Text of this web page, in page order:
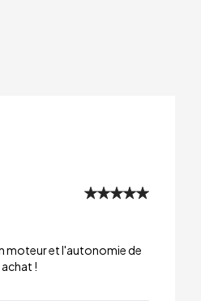
moteur et l'autonomie de
!